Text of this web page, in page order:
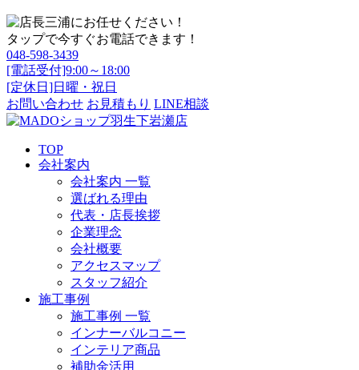
タップで今すぐお電話できます！
048-598-3439
[電話受付]9:00～18:00
[定休日]日曜・祝日
お問い合わせ お見積もり LINE相談
TOP
会社案内
会社案内 一覧
選ばれる理由
代表・店長挨拶
企業理念
会社概要
アクセスマップ
スタッフ紹介
施工事例
施工事例 一覧
インナーバルコニー
インテリア商品
補助金活用